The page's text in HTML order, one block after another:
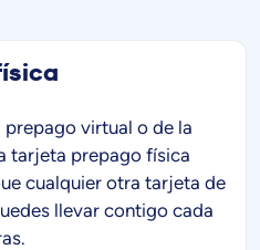
virtual o de la
tarjeta prepago física
cualquier otra tarjeta de
llevar contigo cada